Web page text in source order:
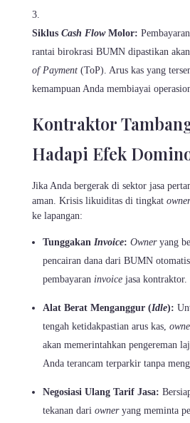
Siklus Cash FlowMolor:
rantai birokrasi BUMN dipastikan
of Payment (ToP). Arus kas yang
kemampuan Anda membiayai
Kontraktor
Hadapi Efek
Jika Anda bergerak di sektor jasa
aman. Krisis likuiditas di tingkat owner
ke lapangan:
TunggakanInvoice: Owneryang
pencairan dana dari BUMN
pembayaraninvoice jasa kontraktor.
Alat Berat Menganggur (Idle):
tengah ketidakpastian arus kas,
akan memerintahkan pengereman
Anda terancam terparkir tanpa
Negosiasi Ulang Tarif Jasa:
tekanan dariowneryang meminta